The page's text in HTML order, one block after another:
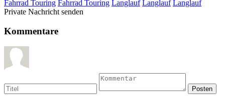
Fahrrad Touring Fahrrad Touring Langlauf Langlauf Langlauf
Private Nachricht senden
Kommentare